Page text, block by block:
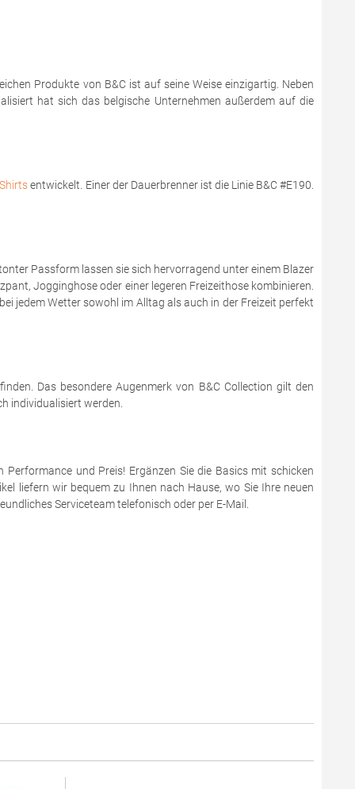
Produkte von B&C ist auf seine Weise einzigartig. Neben
hat sich das belgische Unternehmen außerdem auf die
entwickelt. Einer der Dauerbrenner ist die Linie B&C #E190.
Passform lassen sie sich hervorragend unter einem Blazer
Jogginghose oder einer legeren Freizeithose kombinieren.
jedem Wetter sowohl im Alltag als auch in der Freizeit perfekt
Das besondere Augenmerk von B&C Collection gilt den
individualisiert werden.
und Preis! Ergänzen Sie die Basics mit schicken
liefern wir bequem zu Ihnen nach Hause, wo Sie Ihre neuen
Serviceteam telefonisch oder per E-Mail.